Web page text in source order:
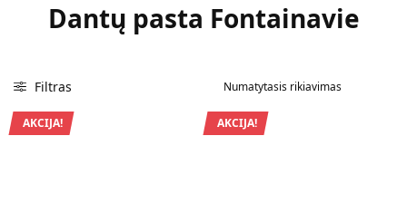
Dantų pasta Fontainavie
Filtras
AKCIJA! AKCIJA!